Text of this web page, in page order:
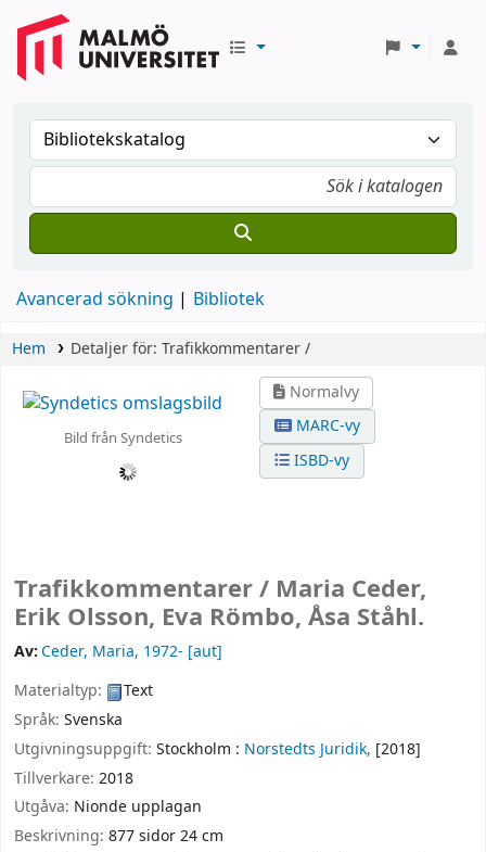
Avancerad sökning Bibliotek
Hem Detaljer för: Trafikkommentarer /
Bild från Syndetics
Normalvy
MARC-vy
ISBD-vy
Trafikkommentarer / Maria Ceder,
Erik Olsson, Eva Römbo, Åsa Ståhl.
Av:Ceder, Maria, 1972- [aut]
Materialtyp:
Text
Språk: Svenska
Utgivningsuppgift: Stockholm : Norstedts Juridik, [2018]
Tillverkare: 2018
Utgåva: Nionde upplagan
Beskrivning: 877 sidor 24 cm